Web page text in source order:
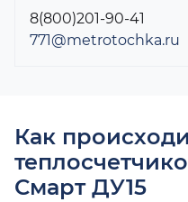
8(800)201-90-41
771@metrotochka.ru
Как
Смарт ДУ15